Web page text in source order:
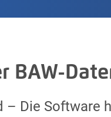
BAW-
– Die Software